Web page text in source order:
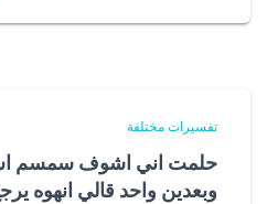
تفسيرات مختلفة
حلمت اني اشوف سمسم
وبعدين واحد قالي انهوه